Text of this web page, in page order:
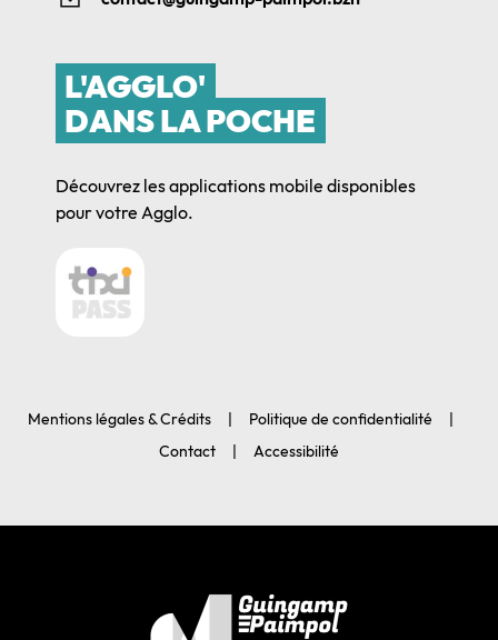
L'AGGLO'
DANS LA POCHE
Découvrez les applications mobile disponibles
pour votre Agglo.
Mentions légales & Crédits
Politique de confidentialité
Contact
Accessibilité